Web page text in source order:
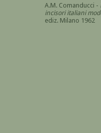
A.M. Comanducci -
incisori italiani
ediz. Milano 1962